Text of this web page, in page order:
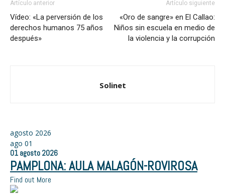
Artículo anterior
Vídeo: «La perversión de los
derechos humanos 75 años
después»
Artículo siguiente
«Oro de sangre» en El Callao:
Niños sin escuela en medio de
la violencia y la corrupción
Solinet
agosto 2026
ago 01
01 agosto 2026
PAMPLONA: AULA MALAGÓN-ROVIROSA
Find out More